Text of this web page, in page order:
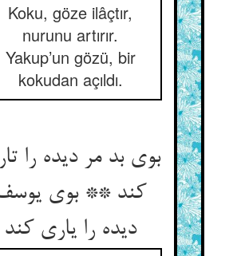
Koku, göze ilâçtır,
nurunu artırır.
Yakup’un gözü, bir
kokudan açıldı.
بوی بد مر دیده را
کند ** بوی
دیده را یاری کند